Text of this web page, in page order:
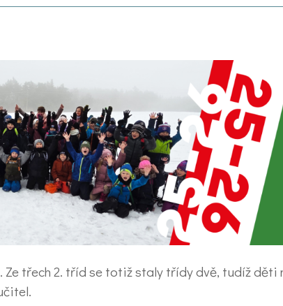
Ze třech 2. tříd se totiž staly třídy dvě, tudíž děti